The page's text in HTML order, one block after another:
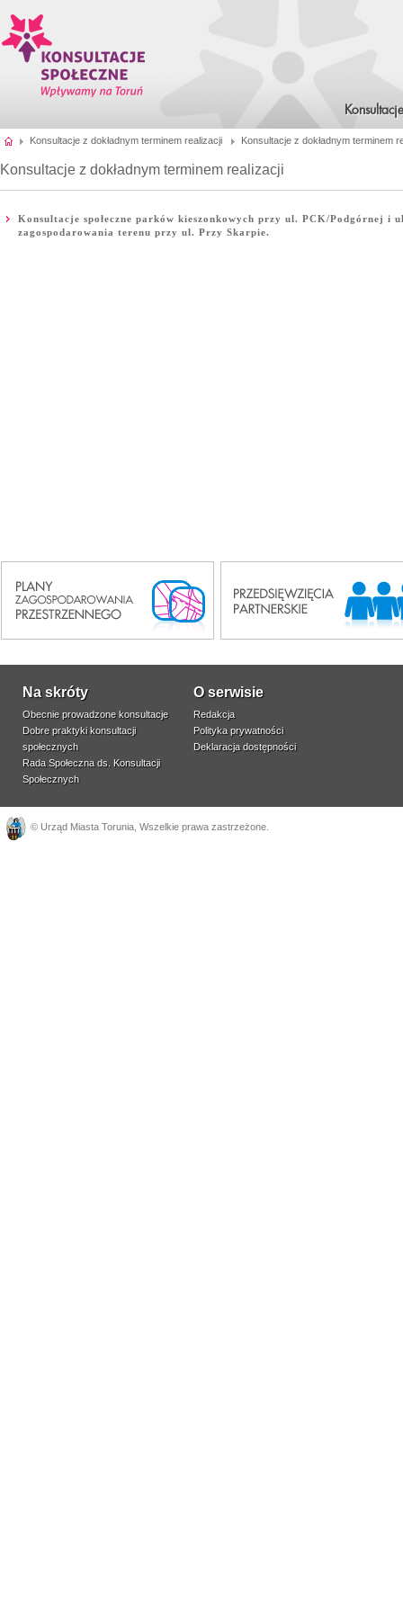
Konsultacje z dokładnym terminem realizacji Konsultacje z dokładnym terminem
Konsultacje z dokładnym terminem realizacji
Konsultacje społeczne parków kieszonkowych przy ul. PCK/Podgórnej i
zagospodarowania terenu przy ul. Przy Skarpie.
Na skróty
Obecnie prowadzone konsultacje
Dobre praktyki konsultacji
społecznych
Rada Społeczna ds. Konsultacji
Społecznych
O serwisie
Redakcja
Polityka prywatności
Deklaracja dostępności
© Urząd Miasta Torunia , Wszelkie prawa zastrzeżone.